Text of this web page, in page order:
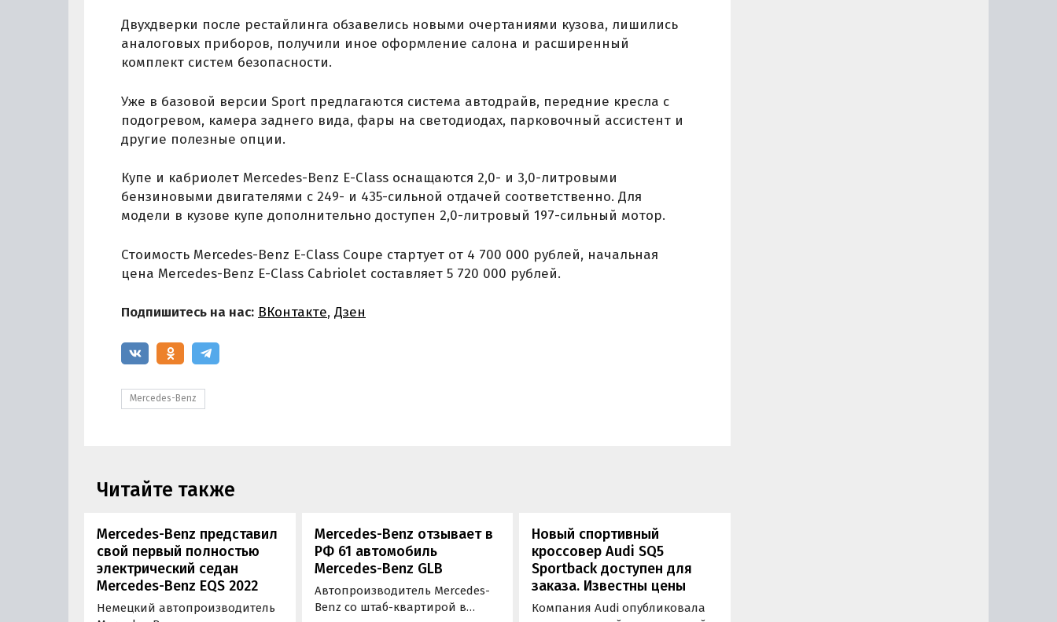
Двухдверки после рестайлинга обзавелись новыми очертаниями кузова, лишились
аналоговых приборов, получили иное оформление салона и расширенный
комплект систем безопасности.
Уже в базовой версии Sport предлагаются система автодрайв, передние кресла с
подогревом, камера заднего вида, фары на светодиодах, парковочный ассистент и
другие полезные опции.
Купе и кабриолет Mercedes-Benz E-Class оснащаются 2,0- и 3,0-литровыми
бензиновыми двигателями с 249- и 435-сильной отдачей соответственно. Для
модели в кузове купе дополнительно доступен 2,0-литровый 197-сильный мотор.
Стоимость Mercedes-Benz E-Class Coupe стартует от 4 700 000 рублей, начальная
цена Mercedes-Benz E-Class Cabriolet составляет 5 720 000 рублей.
Подпишитесь на нас: ВКонтакте, Дзен
Mercedes-Benz
Читайте также
Mercedes-Benz представил
свой первый полностью
электрический седан
Mercedes-Benz EQS 2022
Немецкий автопроизводитель
Mercedes-Benz отзывает в
РФ 61 автомобиль
Mercedes-Benz GLB
Автопроизводитель Mercedes-
Benz со штаб-квартирой в
Новый спортивный
кроссовер Audi SQ5
Sportback доступен для
заказа. Известны цены
Компания Audi опубликовала